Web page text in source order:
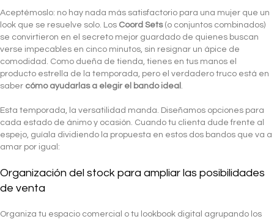
Aceptémoslo: no hay nada más satisfactorio para una mujer que un
look que se resuelve solo. Los Coord Sets(o conjuntos combinados)
se convirtieron en el secreto mejor guardado de quienes buscan
verse impecables en cinco minutos, sin resignar un ápice de
comodidad. Como dueña de tienda, tienes en tus manos el
producto estrella de la temporada, pero el verdadero truco está en
saber cómo ayudarlas a elegir el bando ideal .
Esta temporada, la versatilidad manda. Diseñamos opciones para
cada estado de ánimo y ocasión. Cuando tu clienta dude frente al
espejo, guíala dividiendo la propuesta en estos dos bandos que va a
amar por igual:
Organización del stock para ampliar las posibilidades
de venta
Organiza tu espacio comercial o tu lookbook digital agrupando los